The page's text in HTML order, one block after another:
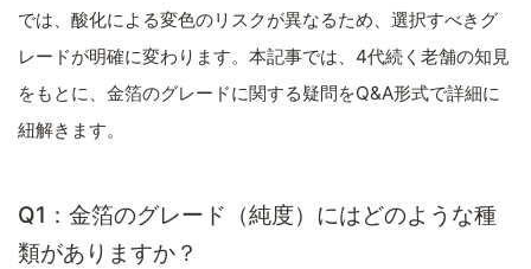
では、酸化による変色のリスクが異なるため、選択すべきグ
レードが明確に変わります。本記事では、4代続く老舗の知見
をもとに、金箔のグレードに関する疑問をQ&A形式で詳細に
紐解きます。
Q1：金箔のグレード（純度）にはどのような種
類がありますか？